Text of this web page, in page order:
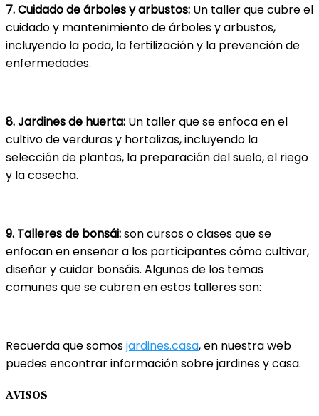
7. Cuidado de árboles y arbustos: Un taller que cubre el
cuidado y mantenimiento de árboles y arbustos,
incluyendo la poda, la fertilización y la prevención de
enfermedades.
8. Jardines de huerta: Un taller que se enfoca en el
cultivo de verduras y hortalizas, incluyendo la
selección de plantas, la preparación del suelo, el riego
y la cosecha.
9. Talleres de bonsái:son cursos o clases que se
enfocan en enseñar a los participantes cómo cultivar,
diseñar y cuidar bonsáis. Algunos de los temas
comunes que se cubren en estos talleres son:
Recuerda que somosjardines.casa, en nuestra web
puedes encontrar información sobre jardines y casa.
AVISOS